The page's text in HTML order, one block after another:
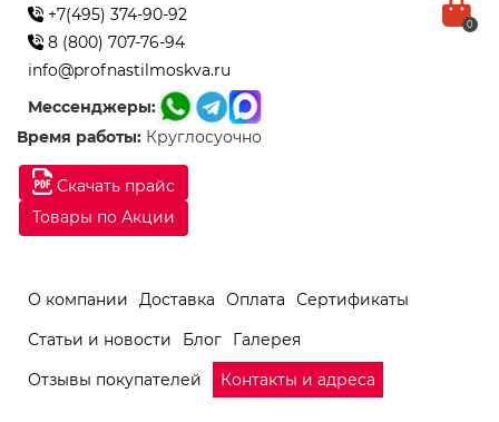
Скачать прайс
Товары по Акции
+7(495) 374-90-92
8 (800) 707-76-94
info@profnastilmoskva.ru
Мессенджеры:
Время работы: Круглосуочно
0
О компании Доставка Оплата
Сертификаты
Статьи и новости
Блог
Галерея
Отзывы покупателей
Контакты и адреса